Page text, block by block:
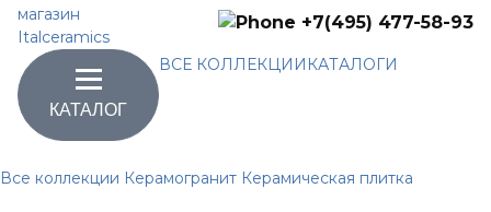
КАТАЛОГ
ВСЕ КОЛЛЕКЦИИ КАТАЛОГИ
+7(495) 477-58-93
Все коллекции Керамогранит Керамическая плитка